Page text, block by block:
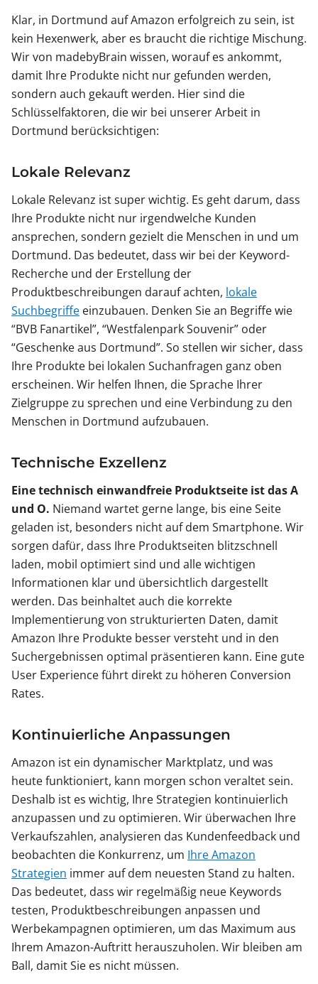
Klar, in Dortmund auf Amazon erfolgreich zu sein, ist
kein Hexenwerk, aber es braucht die richtige Mischung.
Wir von madebyBrain wissen, worauf es ankommt,
damit Ihre Produkte nicht nur gefunden werden,
sondern auch gekauft werden. Hier sind die
Schlüsselfaktoren, die wir bei unserer Arbeit in
Dortmund berücksichtigen:
Lokale Relevanz
Lokale Relevanz ist super wichtig. Es geht darum, dass
Ihre Produkte nicht nur irgendwelche Kunden
ansprechen, sondern gezielt die Menschen in und um
Dortmund. Das bedeutet, dass wir bei der Keyword-
Recherche und der Erstellung der
Produktbeschreibungen darauf achten, lokale
Suchbegriffe einzubauen. Denken Sie an Begriffe wie
“BVB Fanartikel”, “Westfalenpark Souvenir” oder
“Geschenke aus Dortmund”. So stellen wir sicher, dass
Ihre Produkte bei lokalen Suchanfragen ganz oben
erscheinen. Wir helfen Ihnen, die Sprache Ihrer
Zielgruppe zu sprechen und eine Verbindung zu den
Menschen in Dortmund aufzubauen.
Technische Exzellenz
Eine technisch einwandfreie Produktseite ist das A
und O. Niemand wartet gerne lange, bis eine Seite
geladen ist, besonders nicht auf dem Smartphone. Wir
sorgen dafür, dass Ihre Produktseiten blitzschnell
laden, mobil optimiert sind und alle wichtigen
Informationen klar und übersichtlich dargestellt
werden. Das beinhaltet auch die korrekte
Implementierung von strukturierten Daten, damit
Amazon Ihre Produkte besser versteht und in den
Suchergebnissen optimal präsentieren kann. Eine gute
User Experience führt direkt zu höheren Conversion
Rates.
Kontinuierliche Anpassungen
Amazon ist ein dynamischer Marktplatz, und was
heute funktioniert, kann morgen schon veraltet sein.
Deshalb ist es wichtig, Ihre Strategien kontinuierlich
anzupassen und zu optimieren. Wir überwachen Ihre
Verkaufszahlen, analysieren das Kundenfeedback und
beobachten die Konkurrenz, um Ihre Amazon
Strategien immer auf dem neuesten Stand zu halten.
Das bedeutet, dass wir regelmäßig neue Keywords
testen, Produktbeschreibungen anpassen und
Werbekampagnen optimieren, um das Maximum aus
Ihrem Amazon-Auftritt herauszuholen. Wir bleiben am
Ball, damit Sie es nicht müssen.